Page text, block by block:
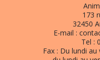
173
32450
E-mail :
Tel :
Fax : Du lundi au